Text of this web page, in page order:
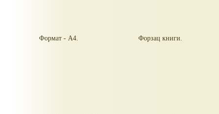
Формат - А4. Форзац книги.